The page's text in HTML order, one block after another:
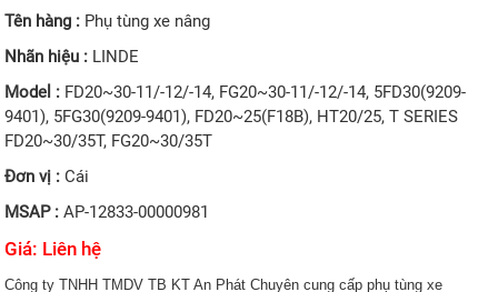
Tên hàng : Phụ tùng xe nâng
Nhãn hiệu : LINDE
Model : FD20~30-11/-12/-14, FG20~30-11/-12/-14, 5FD30(9209-
9401), 5FG30(9209-9401), FD20~25(F18B), HT20/25, T SERIES
FD20~30/35T, FG20~30/35T
Đơn vị :Cái
MSAP :AP-12833-00000981
Giá: Liên hệ
Công ty TNHH TMDV TB KT An Phát Chuyên cung cấp phụ tùng xe